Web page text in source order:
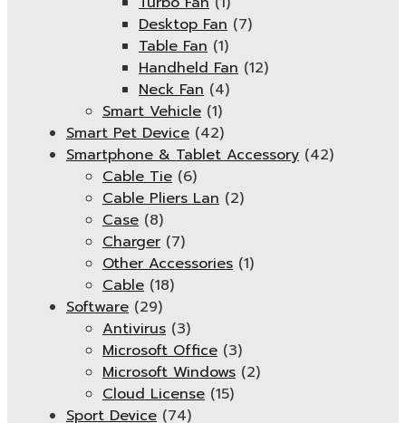
Desktop Fan (7)
Table Fan (1)
Handheld Fan (12)
Neck Fan (4)
Smart Vehicle (1)
Smart Pet Device (42)
Smartphone & Tablet Accessory (42)
Cable Tie (6)
Cable Pliers Lan (2)
Case (8)
Charger (7)
Other Accessories (1)
Cable (18)
Software (29)
Antivirus (3)
Microsoft Office (3)
Microsoft Windows (2)
Cloud License (15)
Sport Device (74)